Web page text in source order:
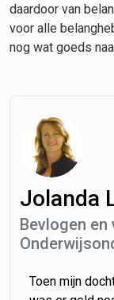
daardoor van
voor alle
nog wat goeds
Jolanda
Bevlogen en
Toen mijn